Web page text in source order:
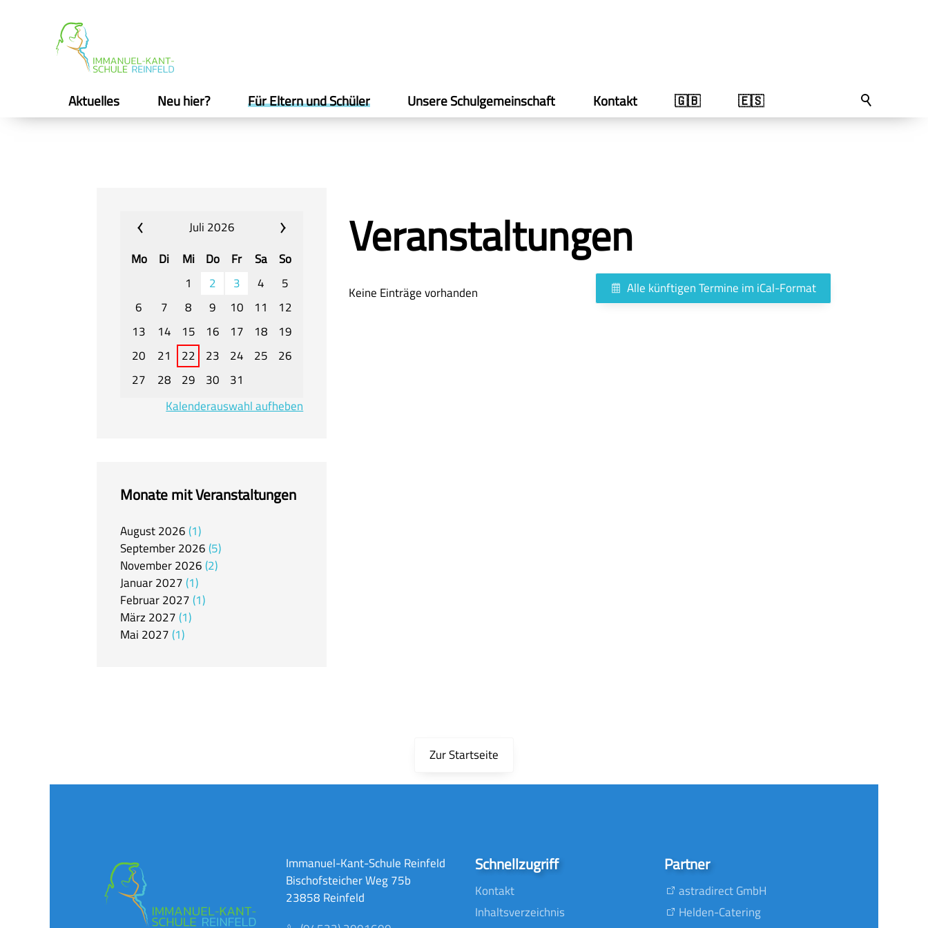
Aktuelles Neu hier? Für Eltern und Schüler Unsere Schulgemeinschaft Kontakt 🇬🇧 🇪🇸
Juli 2026
Mo
Di Mi Do Fr Sa
So
1
2 3 4
5
6
7 8 9 10 11
12
13
14 15 16 17 18
19
20
21 22 23 24 25
26
27
28 29 30
31
Kalenderauswahl aufheben
Monate mit Veranstaltungen
August2026 1
September2026 5
November2026 2
Januar2027 1
Februar2027 1
März 2027 1
Mai 2027 1
Veranstaltungen
Alle künftigen Termine im iCal-Format
Keine Einträge vorhanden
Zur Startseite
Immanuel-Kant-Schule Reinfeld
Bischofsteicher Weg 75b
23858 Reinfeld
Schnellzugriff
Kontakt
Inhaltsverzeichnis
Partner
astradirect GmbH
Helden-Catering